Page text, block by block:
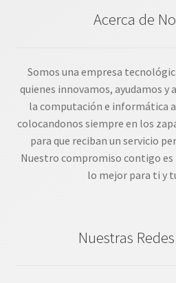
Acerca de
Somos una empresa
quienes innovamos, ayudamos y
la computación e informática
colocandonos siempre en los
para que reciban un servicio
Nuestro compromiso contigo es
lo mejor para ti y
Nuestras